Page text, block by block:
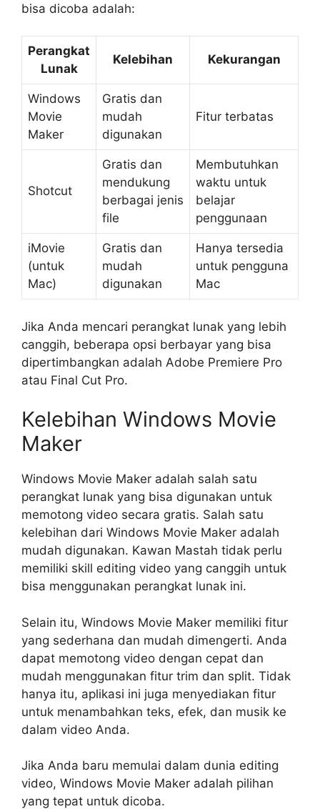
bisa dicoba adalah:
Perangkat
Lunak
Kelebihan Kekurangan
Windows
Movie
Maker
Gratis dan
mudah
digunakan
Fitur terbatas
Shotcut
Gratis dan
mendukung
berbagai jenis
file
Membutuhkan
waktu untuk
belajar
penggunaan
iMovie
(untuk
Mac)
Gratis dan
mudah
digunakan
Hanya tersedia
untuk pengguna
Mac
Jika Anda mencari perangkat lunak yang lebih
canggih, beberapa opsi berbayar yang bisa
dipertimbangkan adalah Adobe Premiere Pro
atau Final Cut Pro.
Kelebihan Windows Movie
Maker
Windows Movie Maker adalah salah satu
perangkat lunak yang bisa digunakan untuk
memotong video secara gratis. Salah satu
kelebihan dari Windows Movie Maker adalah
mudah digunakan. Kawan Mastah tidak perlu
memiliki skill editing video yang canggih untuk
bisa menggunakan perangkat lunak ini.
Selain itu, Windows Movie Maker memiliki fitur
yang sederhana dan mudah dimengerti. Anda
dapat memotong video dengan cepat dan
mudah menggunakan fitur trim dan split. Tidak
hanya itu, aplikasi ini juga menyediakan fitur
untuk menambahkan teks, efek, dan musik ke
dalam video Anda.
Jika Anda baru memulai dalam dunia editing
video, Windows Movie Maker adalah pilihan
yang tepat untuk dicoba.